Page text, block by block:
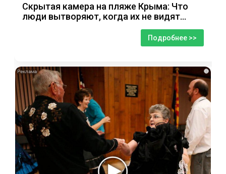
Скрытая камера на пляже Крыма: Что
люди вытворяют, когда их не видят...
Подробнее >>
i